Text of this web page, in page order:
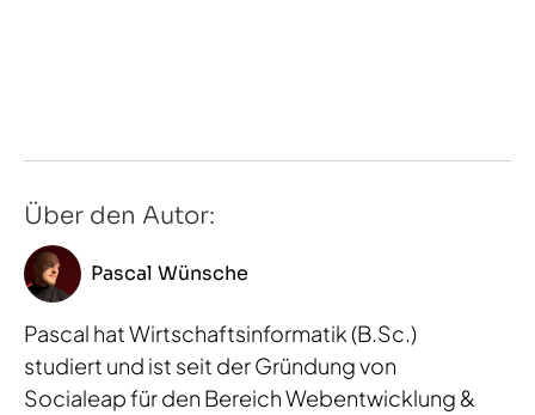
Über den Autor:
Pascal Wünsche
Pascal hat Wirtschaftsinformatik (B.Sc.)
studiert und ist seit der Gründung von
Socialeap für den Bereich Webentwicklung &